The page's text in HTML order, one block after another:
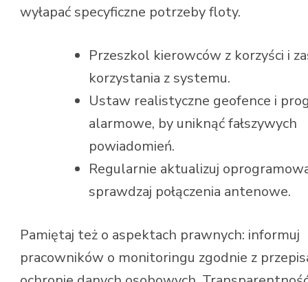
wyłapać specyficzne potrzeby floty.
Przeszkol kierowców z korzyści i
korzystania z systemu.
Ustaw realistyczne geofence i
alarmowe, by uniknąć fałszywych
powiadomień.
Regularnie aktualizuj
sprawdzaj połączenia antenowe.
Pamiętaj też o aspektach prawnych: informuj
pracowników o monitoringu zgodnie z